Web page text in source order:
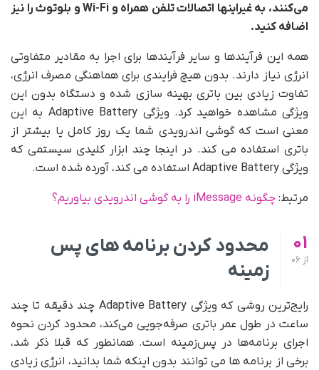
می‌کنند، به غیراینها اتصالات تلفن همراه و Wi-Fi و بلوتوث را نیز
اضافه کنید.
همه این فرآیندها و سایر فرآیندها برای اجرا به مقادیر متفاوتی
انرژی نیاز دارند. بدون هیچ فرایندی برای هماهنگی مصرف انرژی،
تفاوت زیادی بین باتری بهینه سازی شده و دستگاه بدون این
ویژگی مشاهده خواهید کرد. ویژگی Adaptive Battery به این
معنی است که گوشی اندرویدی شما یک روز کامل یا بیشتر از
باتری استفاده می کند. در اینجا چند ابزار کلیدی سیستمی که
ویژگی Adaptive Battery استفاده می کند، آورده شده است.
مرتبط: چگونه iMessage را به گوشی اندرویدی بیاوریم؟
01
از
محدود کردن برنامه های پس
زمینه
رایج‌ترین روشی که ویژگی Adaptive Battery چند دقیقه تا چند
ساعت در طول عمر باتری صرفه‌جویی می‌کند، محدود کردن نحوه
اجرای برنامه‌ها در پس‌زمینه است. همانطور که قبلا ذکر شد،
برخی از برنامه ها می توانند بدون اینکه شما بدانید، انرژی زیادی